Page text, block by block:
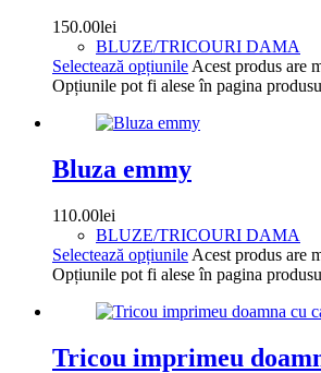
150.00lei
BLUZE/TRICOURI DAMA
Selectează opțiunile Acest produs are
Opțiunile pot fi alese în pagina
Bluza emmy
110.00lei
BLUZE/TRICOURI DAMA
Selectează opțiunile Acest produs are
Opțiunile pot fi alese în pagina
Tricou imprimeu